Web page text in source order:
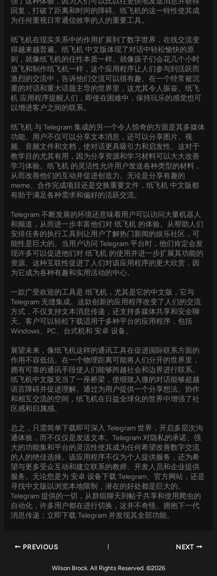
回复，打破了距离和时间的障碍。纸飞机的这一特性使其成
为任何重视日常通信效率的人的重要工具。
纸飞机在现实关系中的作用扩展到了数字世界，在线交流变
得越来越普遍。纸飞机 中文版体现了对话中轻松愉快的原
则，就像纸飞机的任性本质一样。就像孩子们会花几个小时
放飞和制作纸飞机一样，这个应用程序让人们参与到活跃而
激烈的交流中，告诉他们交流可以很有趣。在一个经常被沉
重的对话和重大话题主导的世界里，这尤其令人振奋。纸飞
机 应用程序提醒人们，即使在困难中，保持玩乐的感觉也可
以增进客户之间的联系。
纸飞机 与 Telegram 集成的另一个令人惊奇的方面是其多媒体
功能。用户不仅可以分享文本消息，还可以分享图片、视
频、音频文件和文档，使对话更具吸引力和启发性。这对于
教学目的尤其有用，因为分享资源和学习材料可以大大改善
学习体验。纸飞机 的灵活性允许用户发送各种类型的材料，
从而改善他们的互动并促进创造力。无论是分享有趣的
meme、合作完成项目还是交换重要文件，纸飞机 中文版都
有助于满足各种需求和偏好的活跃交流。
Telegram 不断发展的环境还意味着用户可以访问大量机器人
和频道，从而进一步丰富他们对 纸飞机 的体验。从帮助人们
安排任务的执行工具到让用户了解热门新闻的娱乐社区，可
能性是巨大的。当用户访问 Telegram 平台时，他们肯定会发
现许多可以促进他们对 纸飞机 的使用并进一步扩展其功能的
资源。这种互联性促进了人们对该应用程序的更大欣赏，因
为它成为各种有趣和实用活动的中心。
一款广受欢迎的工具是 纸飞机，尤其是它的中文版，它与
Telegram 无缝集成。这款创新的应用程序改变了人们的交流
方式，不仅支持文本消息传递，还支持多媒体共享和安全聊
天。客户可以轻松下载适用于多种平台的应用程序，包括
Windows、PC、台式机和 安卓 设备。
展望未来，像纸飞机这样的通讯工具在促进国际联系方面的
作用不容低估。在一个物理距离可能将人们分开的世界里，
拥有可靠的通讯手段使人们能够跨越社会和边界进行联系。
纸飞机中文版充当了一座桥梁，使细致入微的对话能够超越
语言障碍并促进理解。通过为用户提供一个分享想法、协作
和相互交流的空间，纸飞机在日益全球化的世界中增强了社
区感和归属感。
总之，只需简单下载即可深入 Telegram 世界，开启多层次沟
通体验，而不仅仅是发送文本。Telegram 对隐私的承诺、强
大的功能集和平台的灵活性使其成为任何希望改善数字交流
的人的绝佳选择。该应用程序不仅为个人提供服务，还为希
望与更多受众互动和建立联系的教师、开发人员和企业提供
服务。无论您是为 安卓 设备下载 Telegram、官方网站，还是
寻找中文版以浏览本地限制，潜在的好处都是巨大的。
Telegram 提供的一切，从群组聊天到帖子共享和使用爬虫的
自动化，许多用户都在进行切换，这并不奇怪。拥抱下一代
消息传递；立即下载 Telegram 并发现其全部功能。
PREVIOUS NEXT
Wilson Brock. All Rights Reserved. ©2026